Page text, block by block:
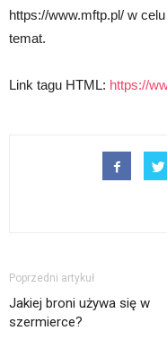
https://www.mftp.pl/ w
temat.
Link tagu HTML: https://
Poprzedni artykuł
Jakiej broni używa się w
szermierce?